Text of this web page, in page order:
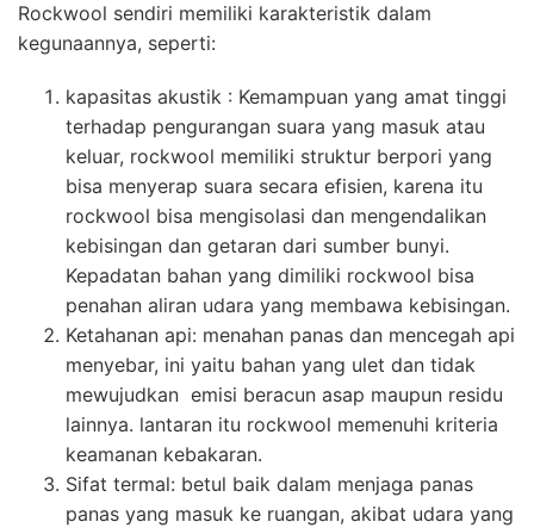
Rockwool sendiri memiliki karakteristik dalam
kegunaannya, seperti:
kapasitas akustik : Kemampuan yang amat tinggi
terhadap pengurangan suara yang masuk atau
keluar, rockwool memiliki struktur berpori yang
bisa menyerap suara secara efisien, karena itu
rockwool bisa mengisolasi dan mengendalikan
kebisingan dan getaran dari sumber bunyi.
Kepadatan bahan yang dimiliki rockwool bisa
penahan aliran udara yang membawa kebisingan.
Ketahanan api: menahan panas dan mencegah api
menyebar, ini yaitu bahan yang ulet dan tidak
mewujudkan emisi beracun asap maupun residu
lainnya. lantaran itu rockwool memenuhi kriteria
keamanan kebakaran.
Sifat termal: betul baik dalam menjaga panas
panas yang masuk ke ruangan, akibat udara yang